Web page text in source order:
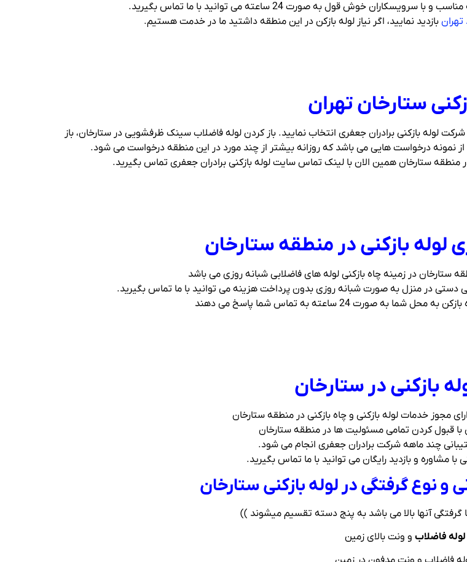
خوش قول به صورت 24 ساعته می توانید با ما تماس بگیرید.
تهران بازدید نمایید، اگر نیاز لوله بازکن در این منطقه داشتید ما در خدمت هستیم.
ستارخان تهران
شرکت لوله بازکنی برادران جعفری انتخاب نمایید. باز کردن لوله فاضلاب سینک ظرفشویی در ستارخان، باز
از نمونه درخواست هایی می باشد که روزانه بیشتر از چند مورد در این منطقه درخواست می شود.
ستارخان همین الان با لینک تماس سایت لوله بازکنی برادران جعفری تماس بگیرید.
لوله بازکنی در منطقه ستارخان
ستارخان در زمینه چاه بازکنی لوله های فاضلابی شبانه روزی می باشد
دستی در منزل به صورت شبانه روزی بدون پرداخت هزینه می توانید با ما تماس بگیرید.
صورت 24 ساعته به تماس شما پاسخ می دهند
بازکنی در ستارخان
مجوز خدمات لوله بازکنی و چاه بازکنی در منطقه ستارخان
با قبول کردن تمامی مسئولیت ها در منطقه ستارخان
چند ماهه شرکت برادران جعفری انجام می شود.
با مشاوره و بازدید رایگان می توانید با ما تماس بگیرید.
و نوع گرفتگی در لوله بازکنی ستارخان
گرفتگی آنها بالا می باشد به پنج دسته تقسیم میشوند ))
لوله فاضلاب و ونت بالای زمین